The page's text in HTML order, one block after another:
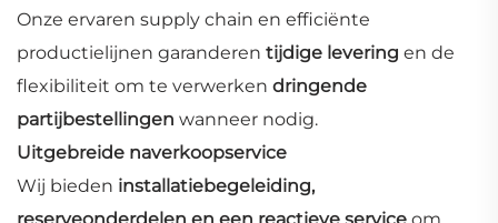
Onze ervaren supply chain en efficiënte
productielijnen garanderen tijdige levering en de
flexibiliteit om te verwerken dringende
partijbestellingen wanneer nodig.
Uitgebreide naverkoopservice
Wij bieden installatiebegeleiding,